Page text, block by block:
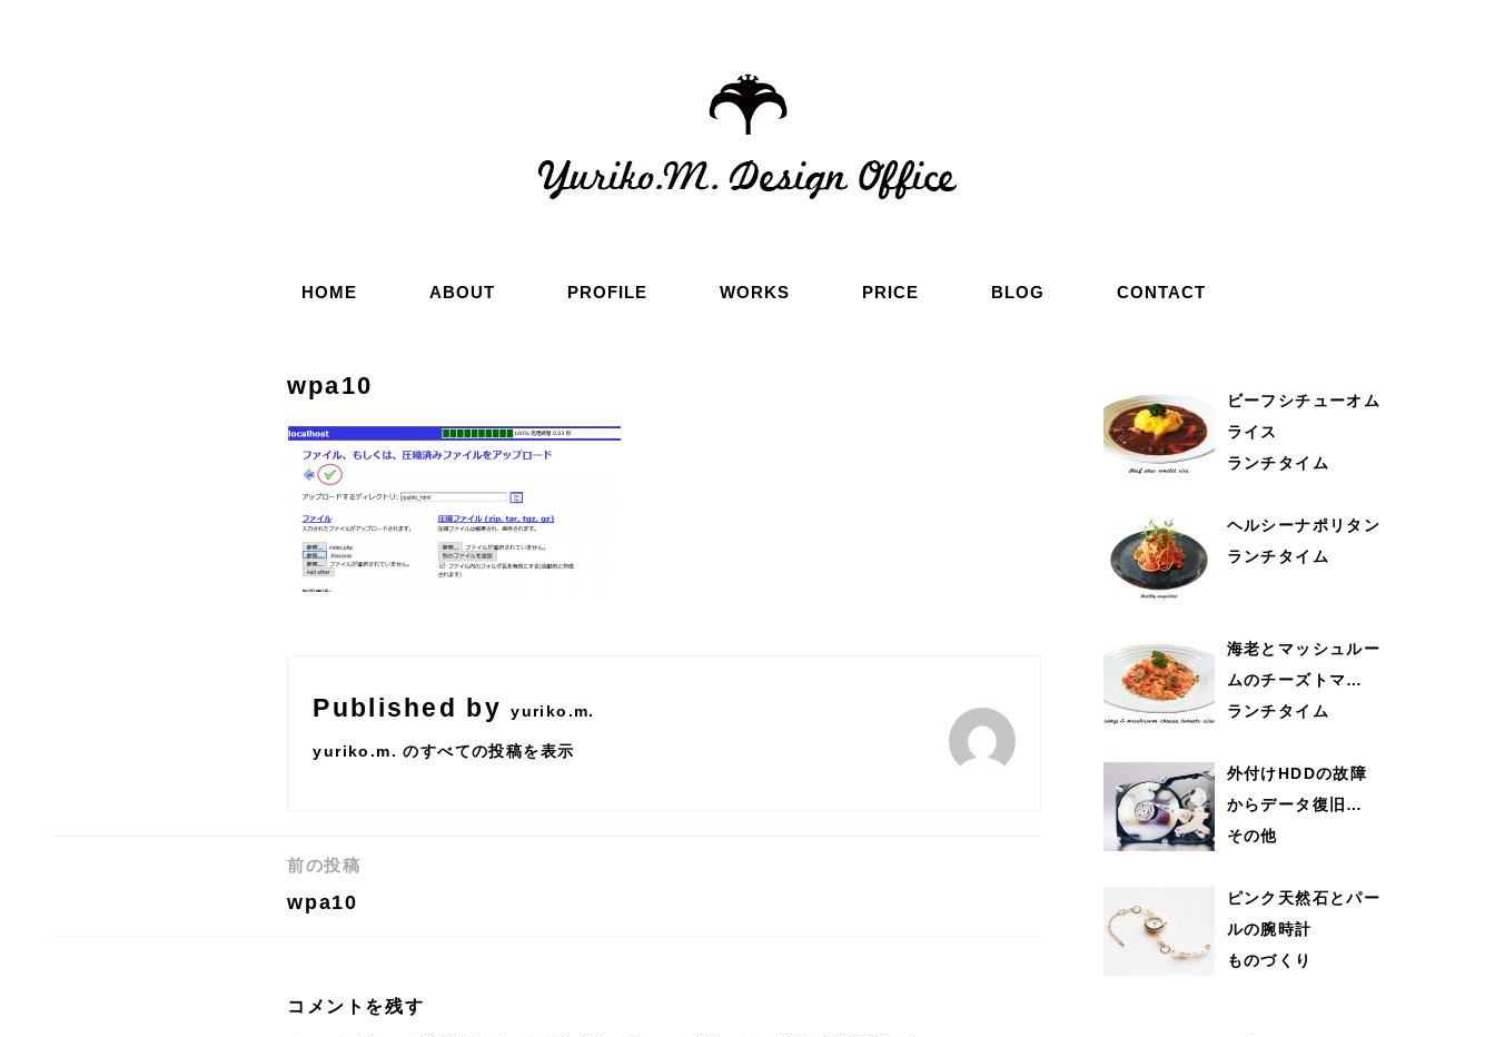
HOME ABOUT PROFILE WORKS PRICE BLOG CONTACT
wpa10
Published byyuriko.m.
yuriko.m. のすべての投稿を表示
前の投稿
wpa10
コメントを残す
ビーフシチューオム
ライス
ランチタイム
ヘルシーナポリタン
ランチタイム
海老とマッシュルー
ムのチーズトマ…
ランチタイム
外付けHDDの故障
からデータ復旧…
その他
ピンク天然石とパー
ルの腕時計
ものづくり